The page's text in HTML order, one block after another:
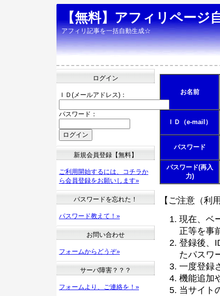
【無料】アフィリページ
アフィリ記事を一括自動生成☆
お名前
ＩＤ（e-mail）
パスワード
パスワード(再入
力)
【ご注意（利
現在、ベ
正等を事
登録後、
たパスワ
一度登録
機能追加
当サイト
ログイン
ＩＤ(メールアドレス)：
パスワード：
新規会員登録【無料】
ご利用開始するには、コチラか
ら会員登録をお願いします»
パスワードを忘れた！
パスワード教えて！»
お問い合わせ
フォームからどうぞ»
サーバ障害？？？
フォームより、ご連絡を！»